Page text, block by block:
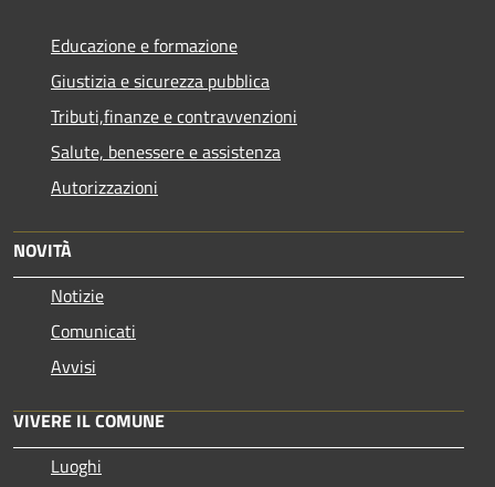
Educazione e formazione
Giustizia e sicurezza pubblica
Tributi,finanze e contravvenzioni
Salute, benessere e assistenza
Autorizzazioni
NOVITÀ
Notizie
Comunicati
Avvisi
VIVERE IL COMUNE
Luoghi